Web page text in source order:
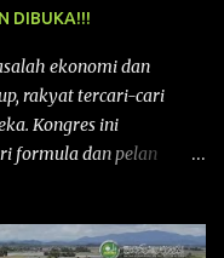
DIBUKA!!!
ekonomi dan
rakyat tercari-cari
Kongres ini
formula dan pelan
2015 di Shah